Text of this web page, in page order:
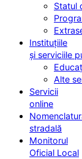
Statul
Instituțiile
și serviciile
Alte
Servicii
online
stradală
Monitorul
Oficial Local